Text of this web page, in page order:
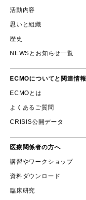
活動内容
思いと組織
歴史
NEWSとお知らせ一覧
ECMOについてと関連情報
ECMOとは
よくあるご質問
CRISIS公開データ
医療関係者の方へ
講習やワークショップ
資料ダウンロード
臨床研究